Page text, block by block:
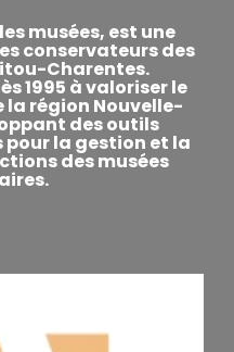
musées, est une
conservateurs des
Charentes.
1995 à valoriser le
région Nouvelle-
des outils
la gestion et la
des musées